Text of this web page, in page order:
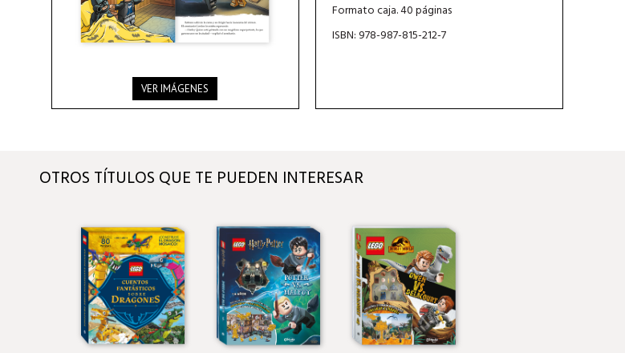
VER IMÁGENES
Formato caja. 40 páginas
ISBN: 978-987-815-212-7
OTROS TÍTULOS QUE TE PUEDEN INTERESAR